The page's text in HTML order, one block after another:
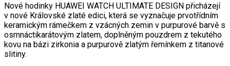
Nové hodinky HUAWEI WATCH ULTIMATE DESIGN přicházejí
v nové Královské zlaté edici, která se vyznačuje prvotřídním
keramickým rámečkem z vzácných zemin v purpurové barvě s
osmnáctikarátovým zlatem, doplněným pouzdrem z tekutého
kovu na bázi zirkonia a purpurově zlatým řemínkem z titanové
slitiny.